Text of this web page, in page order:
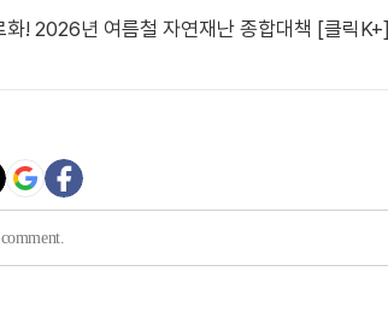
화! 2026년 여름철 자연재난 종합대책 [클릭K+]